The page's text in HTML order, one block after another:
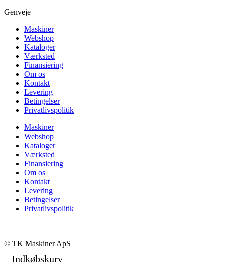
Genveje
Maskiner
Webshop
Kataloger
Værksted
Finansiering
Om os
Kontakt
Levering
Betingelser
Privatlivspolitik
Maskiner
Webshop
Kataloger
Værksted
Finansiering
Om os
Kontakt
Levering
Betingelser
Privatlivspolitik
© TK Maskiner ApS
Indkøbskurv